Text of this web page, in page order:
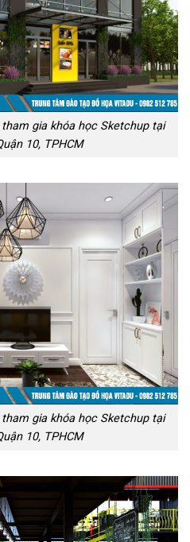
gia khóa học Sketchup tại
10, TPHCM
gia khóa học Sketchup tại
10, TPHCM